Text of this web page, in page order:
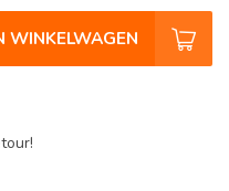
WINKELWAGEN